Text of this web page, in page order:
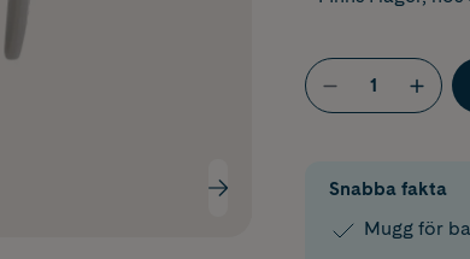
Snabba fakta
Mugg för